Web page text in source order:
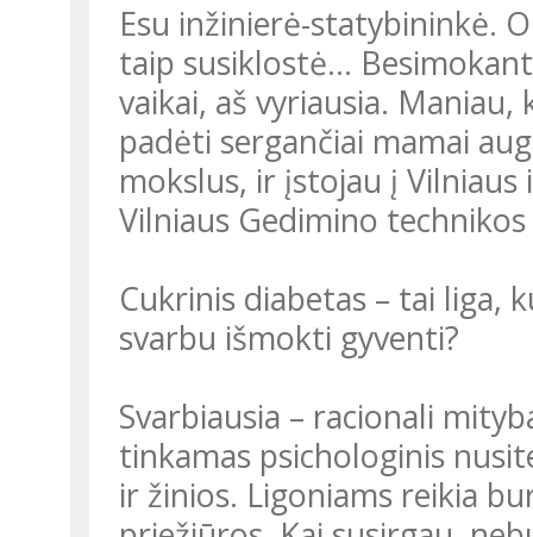
Esu inžinierė-statybininkė.
taip susiklostė…
vaikai, aš vyriausia.
padėti sergančiai mamai
mokslus, ir įstojau į
Vilniaus Gedimino
Cukrinis diabetas – tai liga,
svarbu išmokti gyventi?
Svarbiausia – racionali
tinkamas psichologinis
ir žinios. Ligoniams reikia